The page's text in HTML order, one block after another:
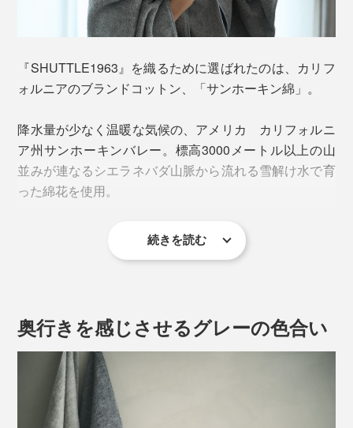
役で働いているのは、おそらく「渡辺パイル」だけ。
高速化を続ける最新の機械と比べると、織る速度は半分
以下。糸の準備の時間を含めると、もっと時間がかかり
杼（シャトル）の木管に巻きつけられる糸はわずか
20cm分。20cm織るごとに付け替えが必要なため、常に
職人が張りついている必要もあり、効率とは真逆の製造
『SHUTTLE1963』を織るために選ばれたのは、カリフ
ォルニアのブランドコットン、「サンホーキン綿」。
降水量が少なく温暖な気候の、アメリカ カリフォルニ
ア州サンホーキンバレー。標高3000メートル以上の山
並みが連なるシエラネバダ山脈から流れる雪解け水で育
った綿花を使用。
繊維長が約32ミリある上質な長綿で、白度が高いため美
続きを読む
奥行きを感じさせるグレーの色合い